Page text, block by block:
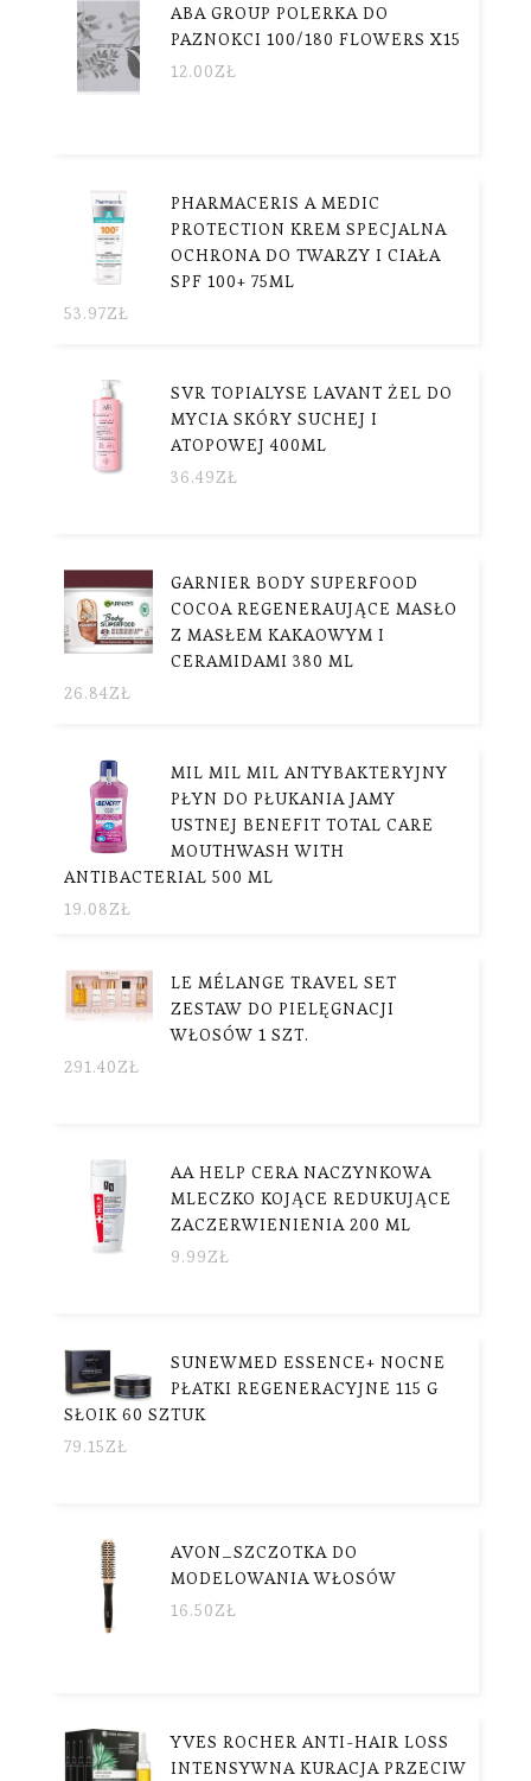
ABA GROUP POLERKA DO
PAZNOKCI 100/180 FLOWERS X15
12.00ZŁ
PHARMACERIS A MEDIC
PROTECTION KREM SPECJALNA
OCHRONA DO TWARZY I CIAŁA
SPF 100+ 75ML
53.97ZŁ
SVR TOPIALYSE LAVANT ŻEL DO
MYCIA SKÓRY SUCHEJ I
ATOPOWEJ 400ML
36.49ZŁ
GARNIER BODY SUPERFOOD
COCOA REGENERAUJĄCE MASŁO
Z MASŁEM KAKAOWYM I
CERAMIDAMI 380 ML
26.84ZŁ
MIL MIL MIL ANTYBAKTERYJNY
PŁYN DO PŁUKANIA JAMY
USTNEJ BENEFIT TOTAL CARE
MOUTHWASH WITH
ANTIBACTERIAL 500 ML
19.08ZŁ
LE MÉLANGE TRAVEL SET
ZESTAW DO PIELĘGNACJI
WŁOSÓW 1 SZT.
291.40ZŁ
AA HELP CERA NACZYNKOWA
MLECZKO KOJĄCE REDUKUJĄCE
ZACZERWIENIENIA 200 ML
9.99ZŁ
SUNEWMED ESSENCE+ NOCNE
PŁATKI REGENERACYJNE 115 G
SŁOIK 60 SZTUK
79.15ZŁ
AVON_SZCZOTKA DO
MODELOWANIA WŁOSÓW
16.50ZŁ
YVES ROCHER ANTI-HAIR LOSS
INTENSYWNA KURACJA PRZECIW